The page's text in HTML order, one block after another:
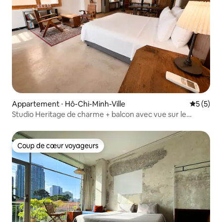
Appartement ⋅ Hô-Chi-Minh-Ville
5 (5)
Studio Heritage de charme + balcon avec vue sur le
Coup de cœur voyageurs
Coup de cœur voyageurs